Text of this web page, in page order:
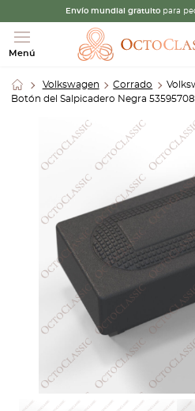
Envío mundial gratuito para
Menú
Volkswagen Corrado
Botón del Salpicadero Negra